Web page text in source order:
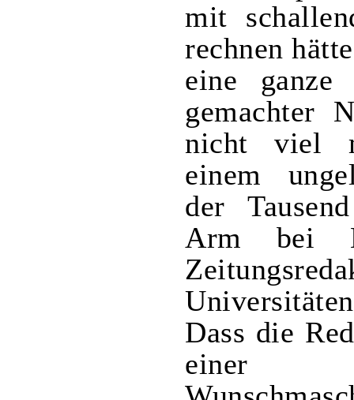
mit
rechnen
eine ganze
gemachter
nicht viel
einem
der
Arm bei
Dass die
einer